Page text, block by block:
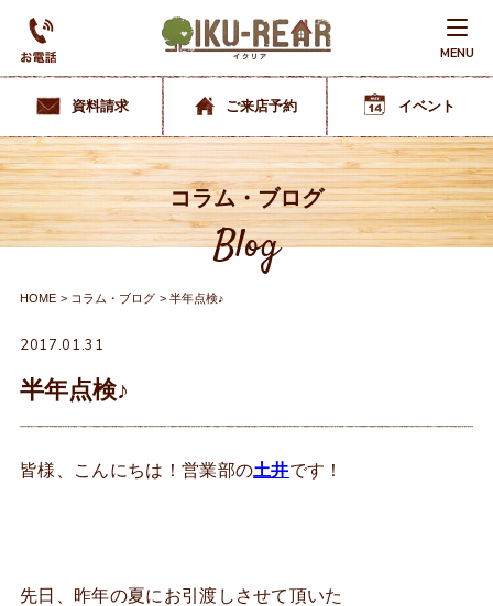
MENU
資料請求 ご来店予約 イベント
コラム・ブログ
Blog
HOME コラム・ブログ 半年点検♪
2017.01.31
半年点検♪
皆様、こんにちは！営業部の土井です！
先日、昨年の夏にお引渡しさせて頂いた